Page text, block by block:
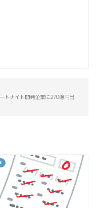
トナイト開発企業に270億円出